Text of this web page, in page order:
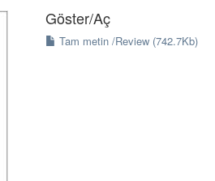
Göster/Aç
Tam metin /Review (742.7Kb)